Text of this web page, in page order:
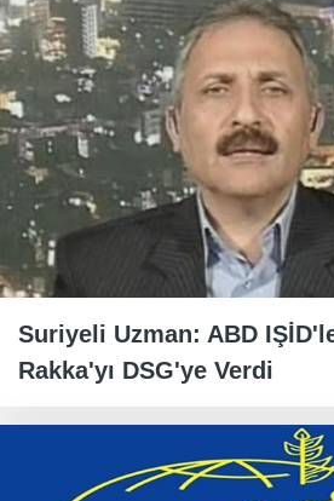
Suriyeli Uzman: ABD
Rakka'yı DSG'ye Verdi